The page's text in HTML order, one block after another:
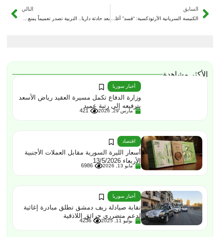
السابق
الكنيسة السريانية الأرثوذكسية: “قسد” أغلقت مدارس الطوائف المسيحية ولن نقبل بغير المنهاج الرسمي
التالي
بعد حادثة داريا.. التربية تصدر تعميماً يمنع العنف المدرسي تحت أي ظرف
الأكثر مشاهدة
أخبار سوريا
وزارة الدفاع تكمل مسيرة العقيد رياض الأسعد
بترفيعه إلى رتبة عميد
مارس 29, 2026 421
اقتصاد
أسعار الليرة السورية مقابل العملات الأجنبية
الأربعاء 13/5/2026
مايو 13, 2026 6986
أخبار سوريا
نقابة صيادلة ريف دمشق تطلق مبادرة إغاثية
لدعم متضرري حرائق اللاذقية
يوليو 11, 2025 4236